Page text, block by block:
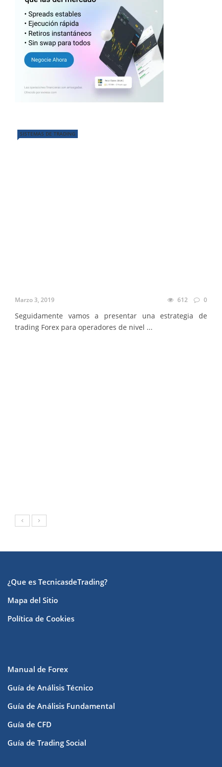
SISTEMAS DE TRADING
Marzo 3, 2019 612 0
Seguidamente vamos a presentar una estrategia de
trading Forex para operadores de nivel ...
¿Que es TecnicasdeTrading?
Mapa del Sitio
Política de Cookies
Manual de Forex
Guía de Análisis Técnico
Guía de Análisis Fundamental
Guía de CFD
Guía de Trading Social